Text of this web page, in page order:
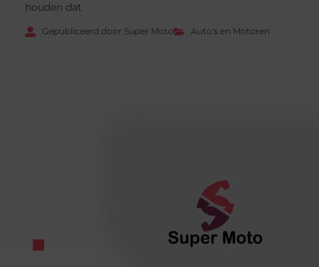
houden dat
Gepubliceerd door Super Moto Auto's en Motoren